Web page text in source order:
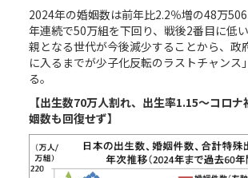
2024年の婚姻数は前年比2.2％増の48万
年連続で50万組を下回り、戦後2番目に低い
親となる世代が今後減少することから、政
に入るまでが少子化反転のラストチャンス
る。
【出生数70万人割れ、出生率1.15～コロナ
姻数も回復せず】